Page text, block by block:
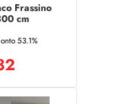
Frassino
cm
53.1%